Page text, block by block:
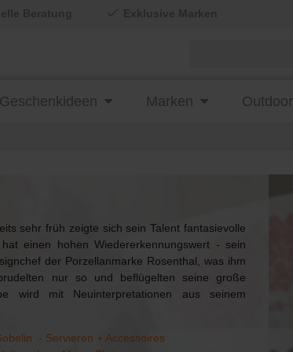
Geschenkideen Marken Outdoor
sehr früh zeigte sich sein Talent fantasievolle
einen hohen Wiedererkennungswert - sein
der Porzellanmarke Rosenthal, was ihm
nur so und beflügelten seine große
wird mit Neuinterpretationen aus seinem
- Servieren + Accessoires